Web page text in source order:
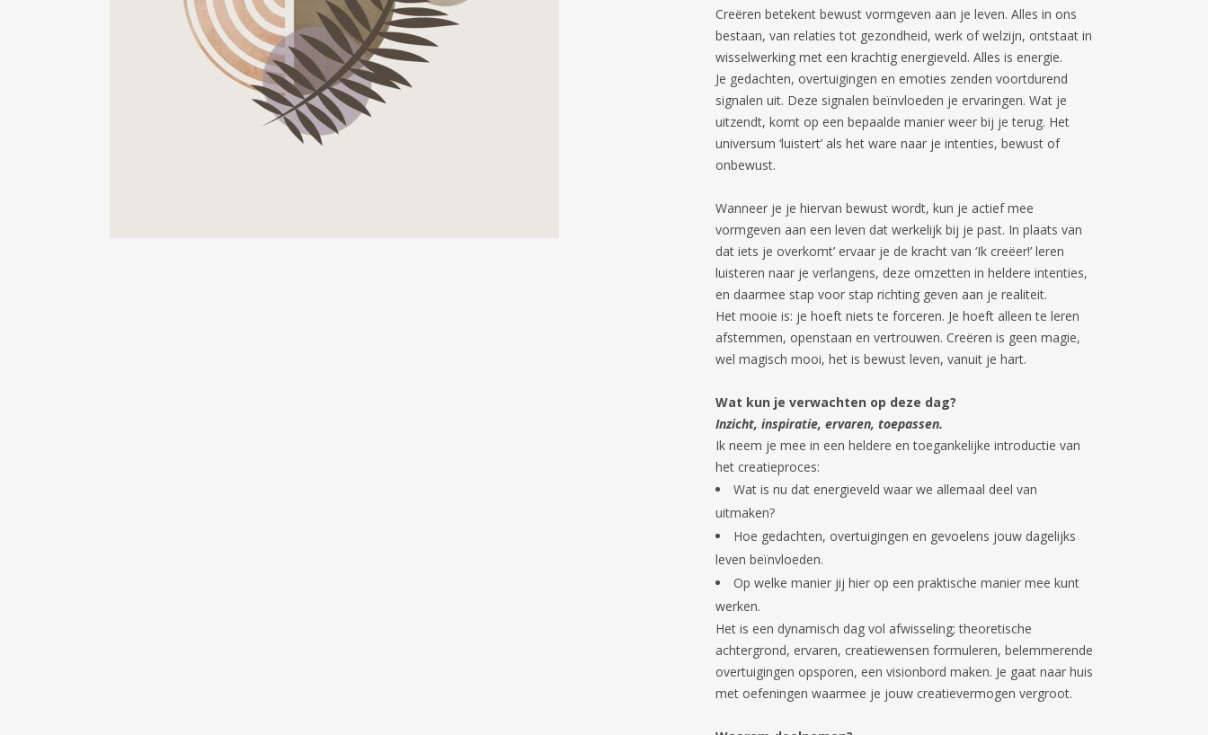
Creëren betekent bewust vormgeven aan je leven. Alles in ons
bestaan, van relaties tot gezondheid, werk of welzijn, ontstaat in
wisselwerking met een krachtig energieveld. Alles is energie.
Je gedachten, overtuigingen en emoties zenden voortdurend
signalen uit. Deze signalen beïnvloeden je ervaringen. Wat je
uitzendt, komt op een bepaalde manier weer bij je terug. Het
universum ‘luistert’ als het ware naar je intenties, bewust of
onbewust.
Wanneer je je hiervan bewust wordt, kun je actief mee
vormgeven aan een leven dat werkelijk bij je past. In plaats van
dat iets je overkomt’ ervaar je de kracht van ‘Ik creëer!’ leren
luisteren naar je verlangens, deze omzetten in heldere intenties,
en daarmee stap voor stap richting geven aan je realiteit.
Het mooie is: je hoeft niets te forceren. Je hoeft alleen te leren
afstemmen, openstaan en vertrouwen. Creëren is geen magie,
wel magisch mooi, het is bewust leven, vanuit je hart.
Wat kun je verwachten op deze dag?
Inzicht, inspiratie, ervaren, toepassen.
Ik neem je mee in een heldere en toegankelijke introductie van
het creatieproces:
Wat is nu dat energieveld waar we allemaal deel van
uitmaken?
Hoe gedachten, overtuigingen en gevoelens jouw dagelijks
leven beïnvloeden.
Op welke manier jij hier op een praktische manier mee kunt
werken.
Het is een dynamisch dag vol afwisseling; theoretische
achtergrond, ervaren, creatiewensen formuleren, belemmerende
overtuigingen opsporen, een visionbord maken. Je gaat naar huis
met oefeningen waarmee je jouw creatievermogen vergroot.